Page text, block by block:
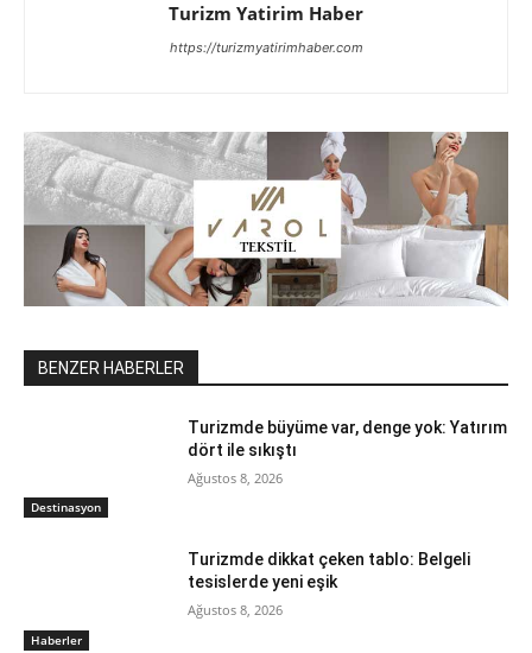
Turizm Yatirim Haber
https://turizmyatirimhaber.com
BENZER HABERLER
Destinasyon
Turizmde büyüme var, denge yok: Yatırım
dört ile sıkıştı
Ağustos 8, 2026
Haberler
Turizmde dikkat çeken tablo: Belgeli
tesislerde yeni eşik
Ağustos 8, 2026